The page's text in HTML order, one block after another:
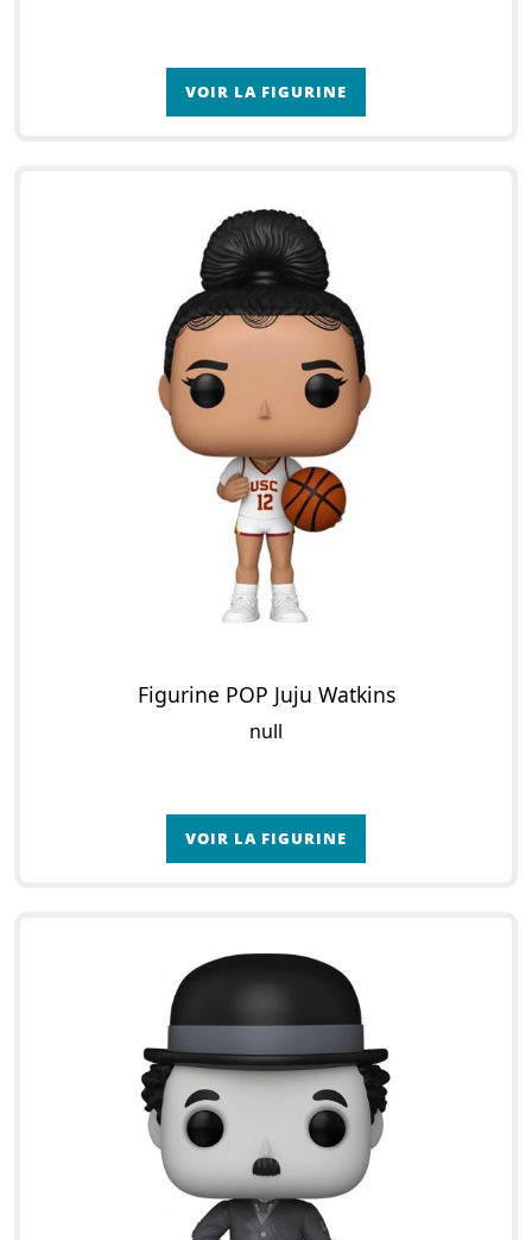
VOIR LA FIGURINE
Figurine POP Juju Watkins
null
VOIR LA FIGURINE